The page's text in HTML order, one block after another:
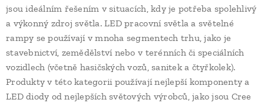
jsou ideálním řešením v situacích, kdy je potřeba spolehlivý
a výkonný zdroj světla. LED pracovní světla a světelné
rampy se používají v mnoha segmentech trhu, jako je
stavebnictví, zemědělství nebo v terénních či speciálních
vozidlech (včetně hasičských vozů, sanitek a čtyřkolek).
Produkty v této kategorii používají nejlepší komponenty a
LED diody od nejlepších světových výrobců, jako jsou Cree